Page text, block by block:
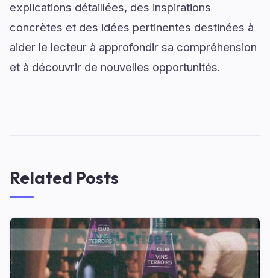
explications détaillées, des inspirations
concrètes et des idées pertinentes destinées à
aider le lecteur à approfondir sa compréhension
et à découvrir de nouvelles opportunités.
Related Posts